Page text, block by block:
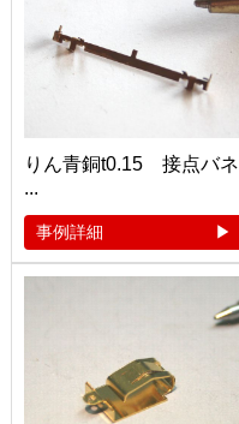
りん青銅t0.15 接点バネ
...
事例詳細